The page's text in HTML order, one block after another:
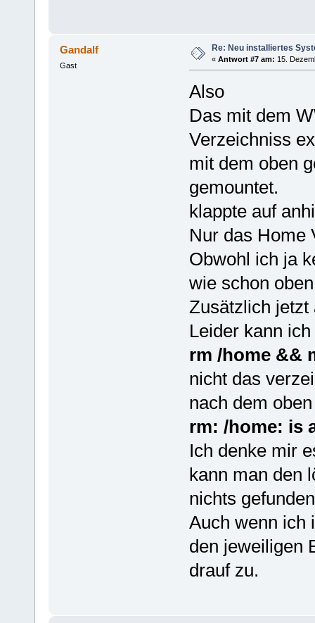
Gandalf
Gast
Re: Neu installiertes
« Antwort #7 am: 15.
Also
Das mit dem
Verzeichniss
mit dem oben
gemountet.
klappte auf
Nur das Home
Obwohl ich ja
wie schon
Zusätzlich jetzt
Leider kann
rm /home &&
nicht das
nach dem
rm: /home: is
Ich denke mir
kann man den
nichts
Auch wenn ich
den jeweiligen
drauf zu.